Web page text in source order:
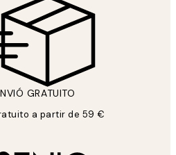
GRATUITO
a partir de 59 €